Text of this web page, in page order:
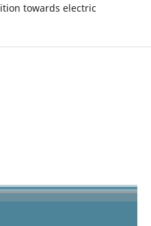
towards electric